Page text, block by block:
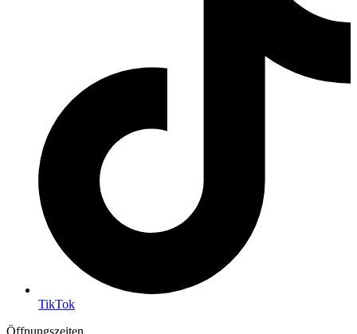
TikTok
Öffnungszeiten